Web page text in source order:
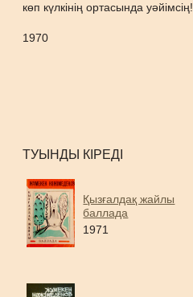
көп күлкінің ортасында уәйімсің!
1970
ТУЫНДЫ КІРЕДІ
Қызғалдақ жайлы
баллада
1971